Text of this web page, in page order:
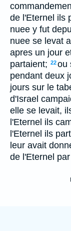
de l'Eternel ils
nuee y fut
nuee se levat
apres un jour
partaient; 22ou
pendant deux
jours sur le
d'Israel
elle se levait,
l'Eternel ils
l'Eternel ils
leur avait
de l'Eternel